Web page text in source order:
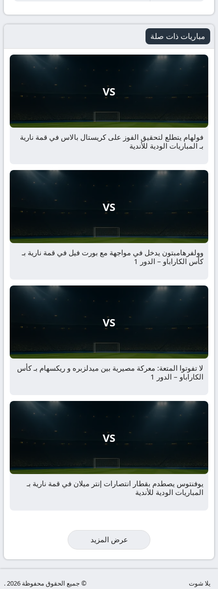
مباريات ذات صلة
VS
فولهام يتطلع لتحقيق الفوز على كريستال بالاس في قمة نارية
بـ المباريات الودية للأندية
VS
وولفرهامبتون يدخل في مواجهة مع بورت فيل في قمة نارية بـ
كأس الكاراباو – الدور 1
VS
لا تفوتوا المتعة: معركة مصيرية بين ميدلزبره و ريكسهام بـ كأس
الكاراباو – الدور 1
VS
يوفنتوس يصطدم بقطار انتصارات إنتر ميلان في قمة نارية بـ
المباريات الودية للأندية
عرض المزيد
يلا شوت © جميع الحقوق محفوظة 2026 .